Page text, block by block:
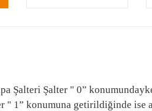
Şalteri Şalter " 0”
" 1” konumuna getirildiğinde ise